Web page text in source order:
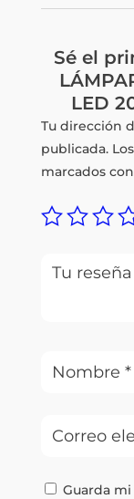
Sé el
LED
Tu dirección
publicada.
marcados con
Guarda